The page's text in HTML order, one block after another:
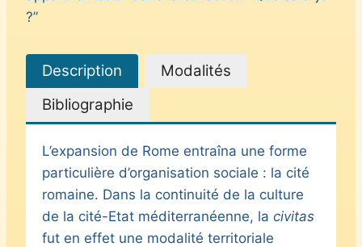
?”
Description
Modalités
Bibliographie
L’expansion de Rome entraîna une forme
particulière d’organisation sociale : la cité
romaine. Dans la continuité de la culture
de la cité-Etat méditerranéenne, la civitas
fut en effet une modalité territoriale